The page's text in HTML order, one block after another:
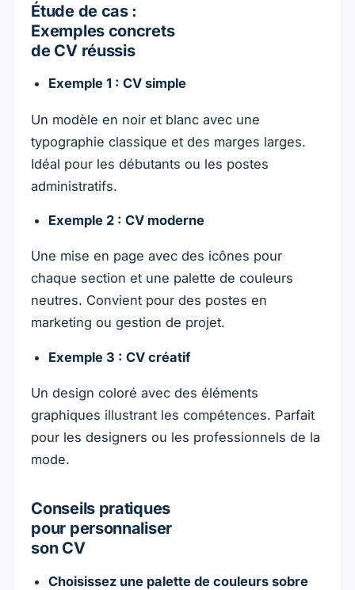
Étude de cas :
Exemples concrets
de CV réussis
Exemple 1 : CV simple
Un modèle en noir et blanc avec une
typographie classique et des marges larges.
Idéal pour les débutants ou les postes
administratifs.
Exemple 2 : CV moderne
Une mise en page avec des icônes pour
chaque section et une palette de couleurs
neutres. Convient pour des postes en
marketing ou gestion de projet.
Exemple 3 : CV créatif
Un design coloré avec des éléments
graphiques illustrant les compétences. Parfait
pour les designers ou les professionnels de la
mode.
Conseils pratiques
pour personnaliser
son CV
Choisissez une palette de couleurs sobre